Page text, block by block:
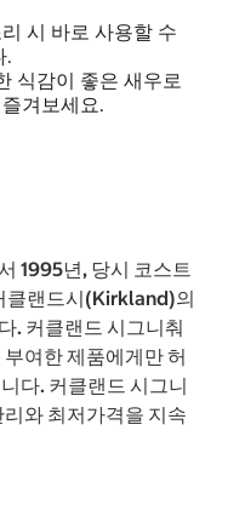
시 바로 사용할 수
.
식감이 좋은 새우로
겨보세요.
1995년, 당시 코스트
클랜드시(Kirkland)의
. 커클랜드 시그니춰
여한 제품에게만 허
다. 커클랜드 시그니
와 최저가격을 지속